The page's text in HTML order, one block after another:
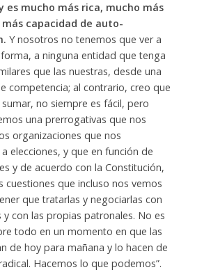
es mucho más rica, mucho más
capacidad de auto-
Y nosotros no tenemos que ver a
a ninguna entidad que tenga
que las nuestras, desde una
competencia; al contrario, creo que
no siempre es fácil, pero
una prerrogativas que nos
organizaciones que nos
elecciones, y que en función de
y de acuerdo con la Constitución,
cuestiones que incluso nos vemos
que tratarlas y negociarlas con
con las propias patronales. No es
todo en un momento en que las
de hoy para mañana y lo hacen de
Hacemos lo que podemos”.